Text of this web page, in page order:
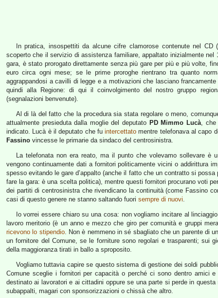
In pratica, insospettiti da alcune cifre clamorose contenute nel
scoperto che il servizio di assistenza familiare, appaltato inizialmente
gara, è stato prorogato direttamente senza più gare per più e più volte,
euro circa ogni mese; se le prime proroghe rientrano tra quanto
aggrappandosi a cavilli di legge e a motivazioni che lasciano
quindi alla Regione: di qui il coinvolgimento del nostro gruppo
(segnalazioni benvenute).
Al di là del fatto che la procedura sia stata regolare o meno,
attualmente presieduta dalla moglie del deputato PD Mimmo Lucà, che
indicato. Lucà è il deputato che fuintercettato mentre telefonava al capo
Fassino vincesse le primarie da sindaco del centrosinistra.
La telefonata non era reato, ma il punto che volevamo sollevare è
vengono continuamente dati a fornitori politicamente vicini o addirittura
spesso evitando le gare d’appalto (anche il fatto che un contratto si
fare la gara: è una scelta politica), mentre questi fornitori procurano voti
dei partiti di centrosinistra che rivendicano la continuità (come Fassino
casi di questo genere ne stanno saltando fuori sempre di nuovi.
Io vorrei essere chiaro su una cosa: non vogliamo incitare al
lavoro meritorio (è un anno e mezzo che giro per comunità e gruppi
ricevono lo stipendio. Non è nemmeno in sé sbagliato che un parente di
un fornitore del Comune, se le forniture sono regolari e trasparenti; sui
della maggioranza tirati in ballo a sproposito.
Vogliamo tuttavia capire se questo sistema di gestione dei soldi
Comune sceglie i fornitori per capacità o perché ci sono dentro amici
destinato ai lavoratori e ai cittadini oppure se una parte si perde in
subappalti, magari con sponsorizzazioni o chissà che altro.